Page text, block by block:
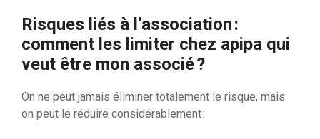
Risques liés à l’association :
comment les limiter chez apipa qui
veut être mon associé ?
On ne peut jamais éliminer totalement le risque, mais
on peut le réduire considérablement :